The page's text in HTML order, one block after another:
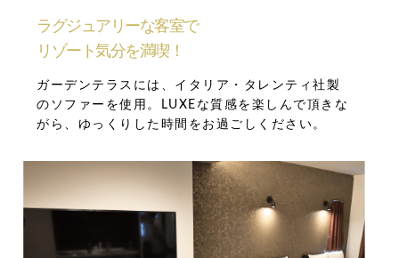
ラグジュアリーな客室で
リゾート気分を満喫！
ガーデンテラスには、イタリア・タレンティ社製
のソファーを使用。LUXEな質感を楽しんで頂きな
がら、ゆっくりした時間をお過ごしください。